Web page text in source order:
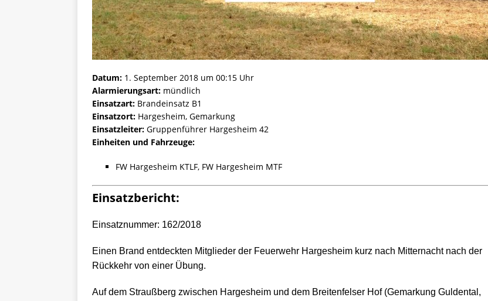
Datum: 1. September 2018 um 00:15 Uhr
Alarmierungsart: mündlich
Einsatzart: Brandeinsatz B1
Einsatzort: Hargesheim, Gemarkung
Einsatzleiter: Gruppenführer Hargesheim 42
Einheiten und Fahrzeuge:
FW Hargesheim KTLF, FW Hargesheim MTF
Einsatzbericht:
Einsatznummer: 162/2018
Einen Brand entdeckten Mitglieder der Feuerwehr Hargesheim kurz nach Mitternacht nach der
Rückkehr von einer Übung.
Auf dem Straußberg zwischen Hargesheim und dem Breitenfelser Hof (Gemarkung Guldental,